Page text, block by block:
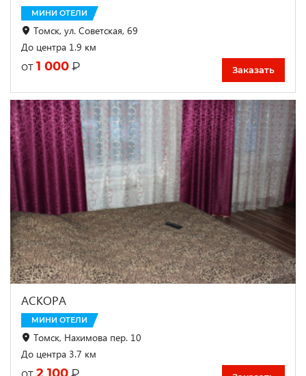
МИНИ ОТЕЛИ
Томск, ул. Советская, 69
До центра 1.9 км
от 1 000 ₽ Заказать
АСКОРА
МИНИ ОТЕЛИ
Томск, Нахимова пер. 10
До центра 3.7 км
от
₽